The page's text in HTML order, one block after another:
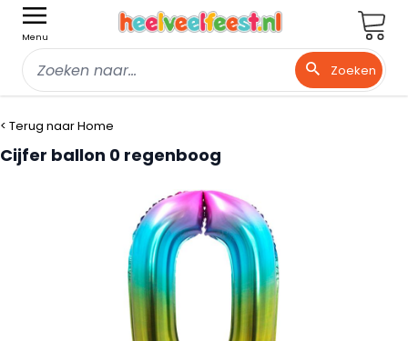
Menu
Zoeken
< Terug naar Home
Cijfer ballon 0 regenboog